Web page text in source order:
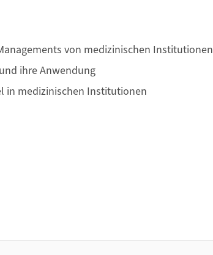
von medizinischen Institutionen
ihre Anwendung
in medizinischen Institutionen